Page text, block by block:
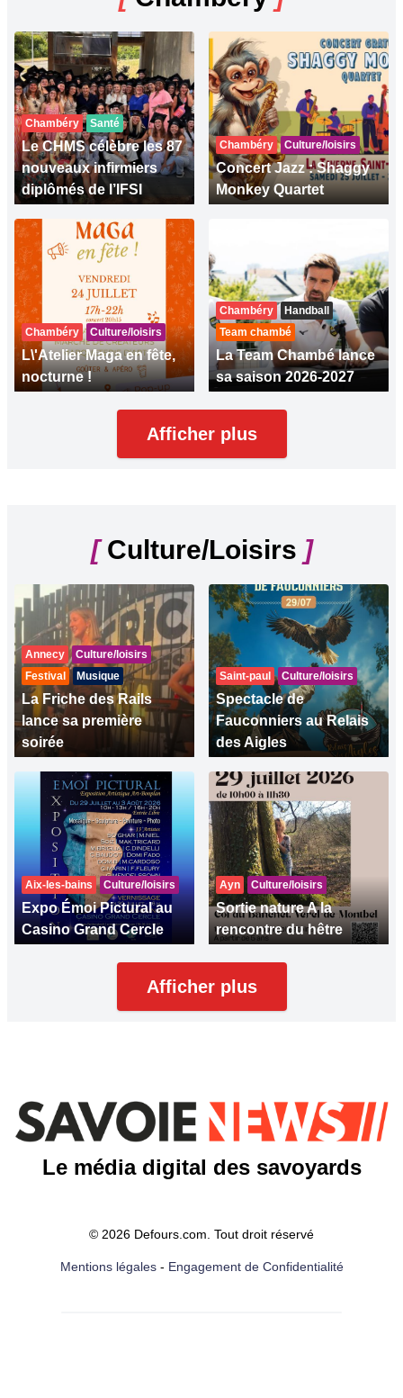
Chambéry Santé
Le CHMS célèbre les 87
nouveaux infirmiers
diplômés de l’IFSI
Chambéry Culture/loisirs
Concert Jazz : Shaggy
Monkey Quartet
Chambéry Culture/loisirs
L\'Atelier Maga en fête,
nocturne !
Chambéry
Handball
Team chambé
La Team Chambé lance
sa saison 2026-2027
Afficher plus
[Culture/Loisirs ]
Annecy
Culture/loisirs
Festival
Musique
La Friche des Rails
lance sa première
soirée
Saint-paul Culture/loisirs
Spectacle de
Fauconniers au Relais
des Aigles
Aix-les-bains Culture/loisirs
Expo Émoi Pictural au
Casino Grand Cercle
Ayn Culture/loisirs
Sortie nature A la
rencontre du hêtre
Afficher plus
Le média digital des savoyards
© 2026 Defours.com. Tout droit réservé
Mentions légales- Engagement de Confidentialité